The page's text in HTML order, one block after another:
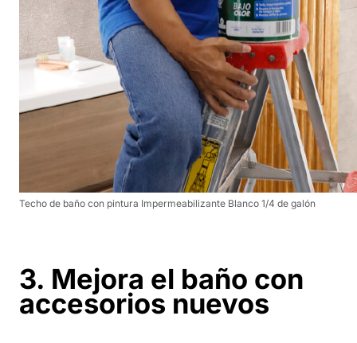
Techo de baño con pintura Impermeabilizante Blanco 1/4 de galón
3. Mejora el baño con
accesorios nuevos